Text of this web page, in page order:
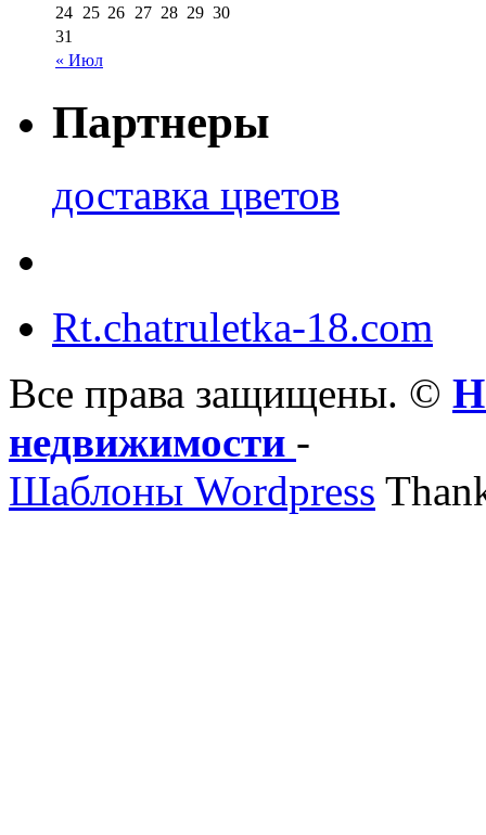
« Июл
24 25 26 27 28 29 30
31
Партнеры
доставка цветов
Rt.chatruletka-18.com
Все права защищены. ©
недвижимости -
Шаблоны Wordpress